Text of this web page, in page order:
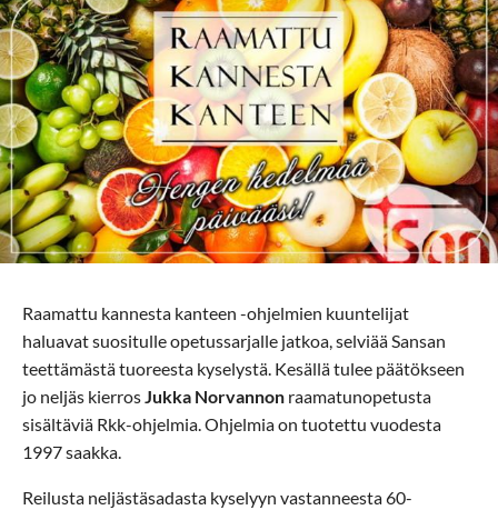
Raamattu kannesta kanteen -ohjelmien kuuntelijat
haluavat suositulle opetussarjalle jatkoa, selviää Sansan
teettämästä tuoreesta kyselystä. Kesällä tulee päätökseen
jo neljäs kierrosJukka Norvannon raamatunopetusta
sisältäviä Rkk-ohjelmia. Ohjelmia on tuotettu vuodesta
1997 saakka.
Reilusta neljästäsadasta kyselyyn vastanneesta 60-